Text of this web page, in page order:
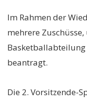
Im Rahmen der
mehrere
beantragt.
Die 2. Vorsitzende-